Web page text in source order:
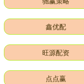
鑫优配
旺源配资
点点赢